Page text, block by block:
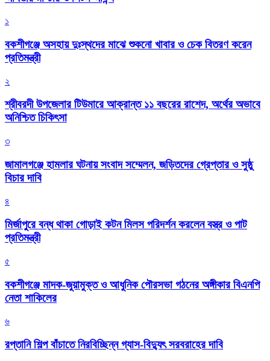
১
বকশীগঞ্জে অসহায় দুঃস্থদের মাঝে শুকনো খাবার ও চেক বিতরণ করেন
প্রতিমন্ত্রী
২
শ্রীবরদী উপজেলার টিউমারে আক্রান্ত ১১ বছরের রাশেদ, অর্থের অভাবে
অনিশ্চিত চিকিৎসা
৩
জামালগঞ্জে হামলার ঘটনায় সংবাদ সম্মেলন, জড়িতদের গ্রেপ্তার ও সুষ্ঠু
বিচার দাবি
৪
মির্জাপুরে বন্ধ থাকা গোড়াই কটন মিলস পরিদর্শন করলেন বস্ত্র ও পাট
প্রতিমন্ত্রী
৫
বকশীগঞ্জে মাদক-জুয়ামুক্ত ও আধুনিক পৌরসভা গঠনের অঙ্গীকার বিএনপি
নেতা শাকিলের
৬
রপ্তানি শিল্প বাঁচাতে নিরবিচ্ছিন্ন গ্যাস-বিদ্যুৎ সরবরাহের দাবি